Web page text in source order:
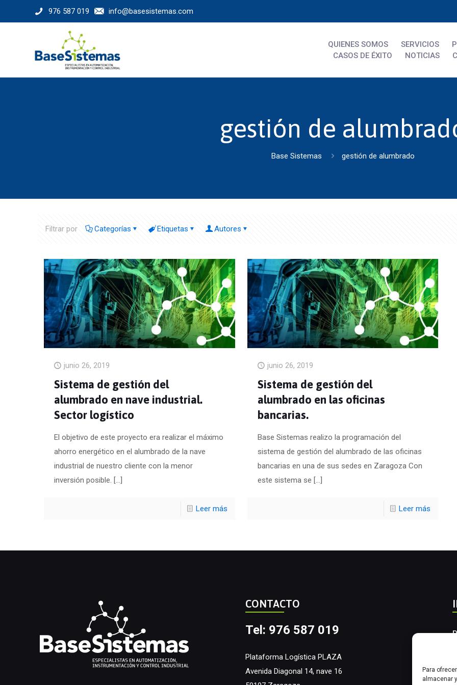
Para
almacenar
976 587 019 info@basesistemas.com
QUIENES SOMOS SERVICIOS
CASOS DE ÉXITO
NOTICIAS
gestión de
Base Sistemas gestión de alumbrado
Filtrar por Categorías Etiquetas Autores
junio 26, 2019
Sistema de gestión del
alumbrado en nave industrial.
Sector logístico
El objetivo de este proyecto era realizar el máximo
ahorro energético en el alumbrado de la nave
industrial de nuestro cliente con la menor
inversión posible. […]
Leer más
junio 26, 2019
Sistema de gestión del
alumbrado en las oficinas
bancarias.
Base Sistemas realizo la programación del
sistema de gestión del alumbrado de las oficinas
bancarias en una de sus sedes en Zaragoza Con
este sistema se […]
Leer más
CONTACTO
Tel: 976 587 019
Plataforma Logística PLAZA
Avenida Diagonal 14, nave 16